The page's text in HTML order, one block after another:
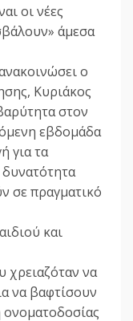
οι νέες
άμεσα
ο
Κυριάκος
στον
εβδομάδα
για τα
δυνατότητα
σε πραγματικό
και
χρειαζόταν να
να βαφτίσουν
ονοματοδοσίας